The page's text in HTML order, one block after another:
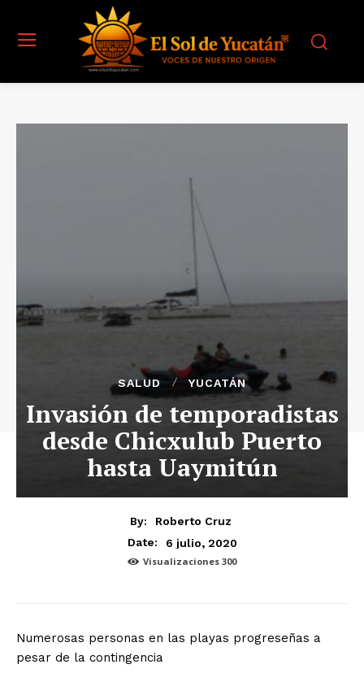
SALUD YUCATÁN
Invasión de temporadistas
desde Chicxulub Puerto
hasta Uaymitún
By:
Roberto Cruz
Date:
6 julio, 2020
Visualizaciones 300
Numerosas personas en las playas progreseñas a
pesar de la contingencia